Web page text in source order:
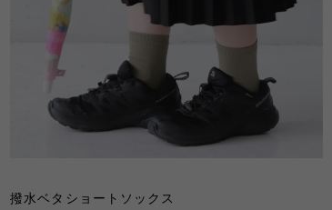
撥水ベタショートソックス